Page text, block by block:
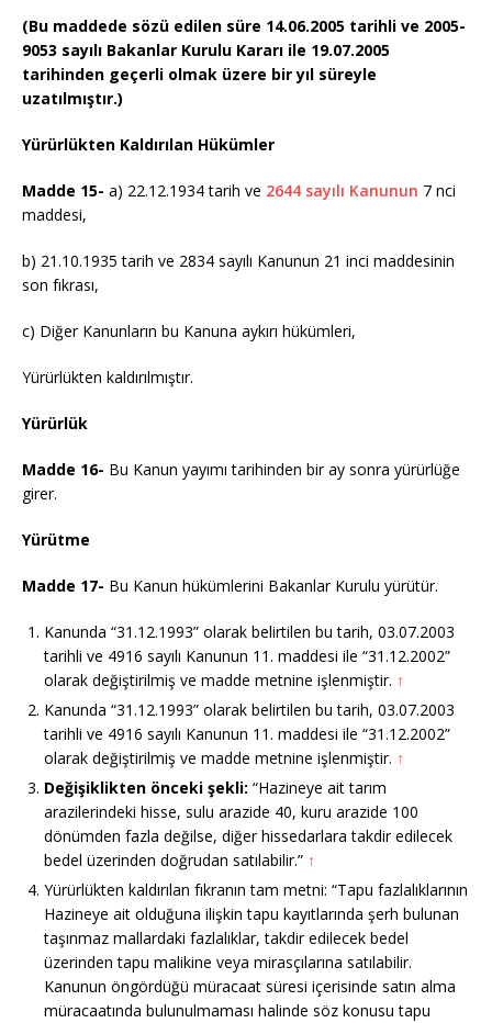
(Bu maddede sözü edilen süre 14.06.2005 tarihli ve 2005-
9053 sayılı Bakanlar Kurulu Kararı ile 19.07.2005
tarihinden geçerli olmak üzere bir yıl süreyle
uzatılmıştır.)
Yürürlükten Kaldırılan Hükümler
Madde 15- a) 22.12.1934 tarih ve 2644 sayılı Kanunun 7 nci
maddesi,
b) 21.10.1935 tarih ve 2834 sayılı Kanunun 21 inci maddesinin
son fıkrası,
c) Diğer Kanunların bu Kanuna aykırı hükümleri,
Yürürlükten kaldırılmıştır.
Yürürlük
Madde 16- Bu Kanun yayımı tarihinden bir ay sonra yürürlüğe
girer.
Yürütme
Madde 17- Bu Kanun hükümlerini Bakanlar Kurulu yürütür.
Kanunda “31.12.1993” olarak belirtilen bu tarih, 03.07.2003
tarihli ve 4916 sayılı Kanunun 11. maddesi ile “31.12.2002”
olarak değiştirilmiş ve madde metnine işlenmiştir. ↑
Kanunda “31.12.1993” olarak belirtilen bu tarih, 03.07.2003
tarihli ve 4916 sayılı Kanunun 11. maddesi ile “31.12.2002”
olarak değiştirilmiş ve madde metnine işlenmiştir. ↑
Değişiklikten önceki şekli: “Hazineye ait tarım
arazilerindeki hisse, sulu arazide 40, kuru arazide 100
dönümden fazla değilse, diğer hissedarlara takdir edilecek
bedel üzerinden doğrudan satılabilir.” ↑
Yürürlükten kaldırılan fıkranın tam metni: “Tapu fazlalıklarının
Hazineye ait olduğuna ilişkin tapu kayıtlarında şerh bulunan
taşınmaz mallardaki fazlalıklar, takdir edilecek bedel
üzerinden tapu malikine veya mirasçılarına satılabilir.
Kanunun öngördüğü müracaat süresi içerisinde satın alma
müracaatında bulunulmaması halinde söz konusu tapu